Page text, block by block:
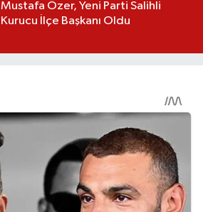
Mustafa Özer, Yeni Parti Salihli
Kurucu İlçe Başkanı Oldu